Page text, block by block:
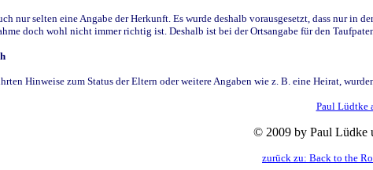
nur selten eine Angabe der Herkunft. Es wurde deshalb vorausgesetzt, dass nur
doch wohl nicht immer richtig ist. Deshalb ist bei der Ortsangabe für den
Hinweise zum Status der Eltern oder weitere Angaben wie z. B. eine Heirat,
Paul Lüdtke
© 2009 by Paul Lüdke
zurück zu: Back to the